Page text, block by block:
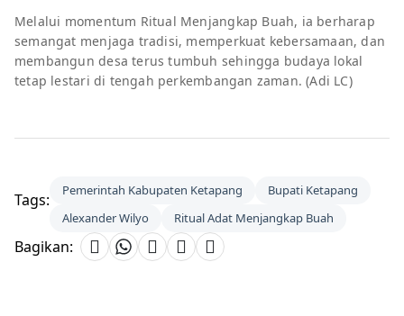
Melalui momentum Ritual Menjangkap Buah, ia berharap
semangat menjaga tradisi, memperkuat kebersamaan, dan
membangun desa terus tumbuh sehingga budaya lokal
tetap lestari di tengah perkembangan zaman. (Adi LC)
Tags: Pemerintah Kabupaten Ketapang
Bupati Ketapang
Alexander Wilyo
Ritual Adat Menjangkap Buah
Bagikan: